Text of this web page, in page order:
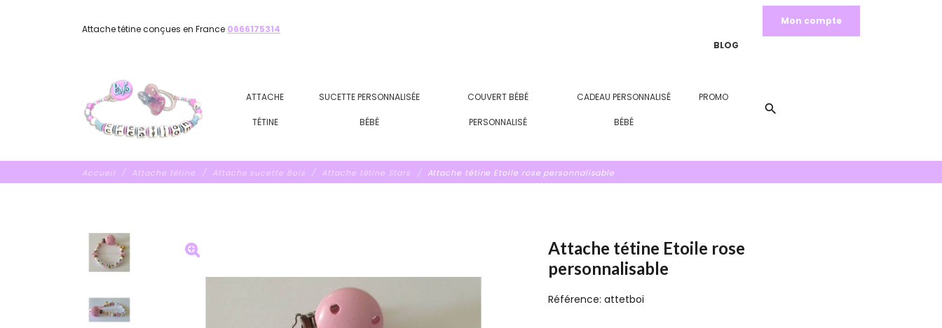
Attache tétine conçues en France 0666175314
Mon compte
BLOG
ATTACHE
TÉTINE
SUCETTE PERSONNALISÉE
BÉBÉ
COUVERT BÉBÉ
PERSONNALISÉ
CADEAU PERSONNALISÉ
BÉBÉ
PROMO
search
Accueil Attache tétine Attache sucette Bois Attache tétine Stars Attache tétine Etoile rose personnalisable
Attache tétine Etoile rose
personnalisable
Référence: attetboi